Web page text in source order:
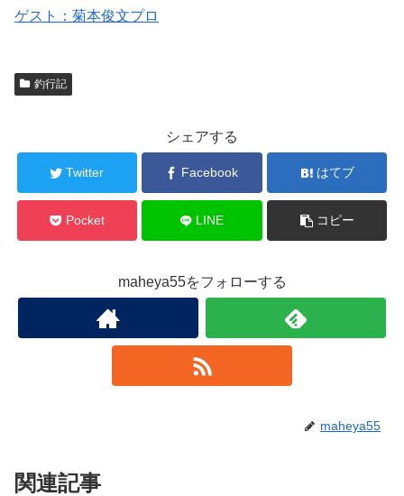
ゲスト：菊本俊文プロ
釣行記
シェアする
Twitter Facebook はてブ
Pocket LINE コピー
maheya55をフォローする
maheya55
関連記事